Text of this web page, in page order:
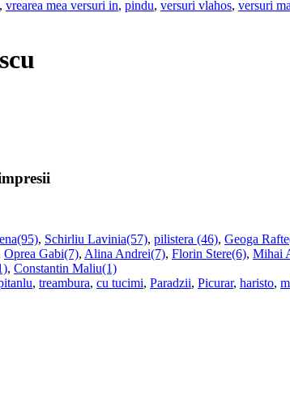
, vrearea mea versuri in, pindu, versuri vlahos, versuri
, Schirliu Lavinia(57), pilistera (46), Geoga
Oprea Gabi(7), Alina Andrei(7), Florin Stere(6), Mihai
, Constantin Maliu(1)
, treambura, cu tucimi, Paradzii, Picurar, haristo,